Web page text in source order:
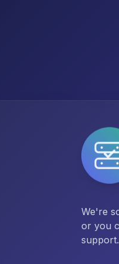
We're
or you
support.